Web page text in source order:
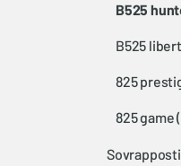
b525
b525
825
825 game